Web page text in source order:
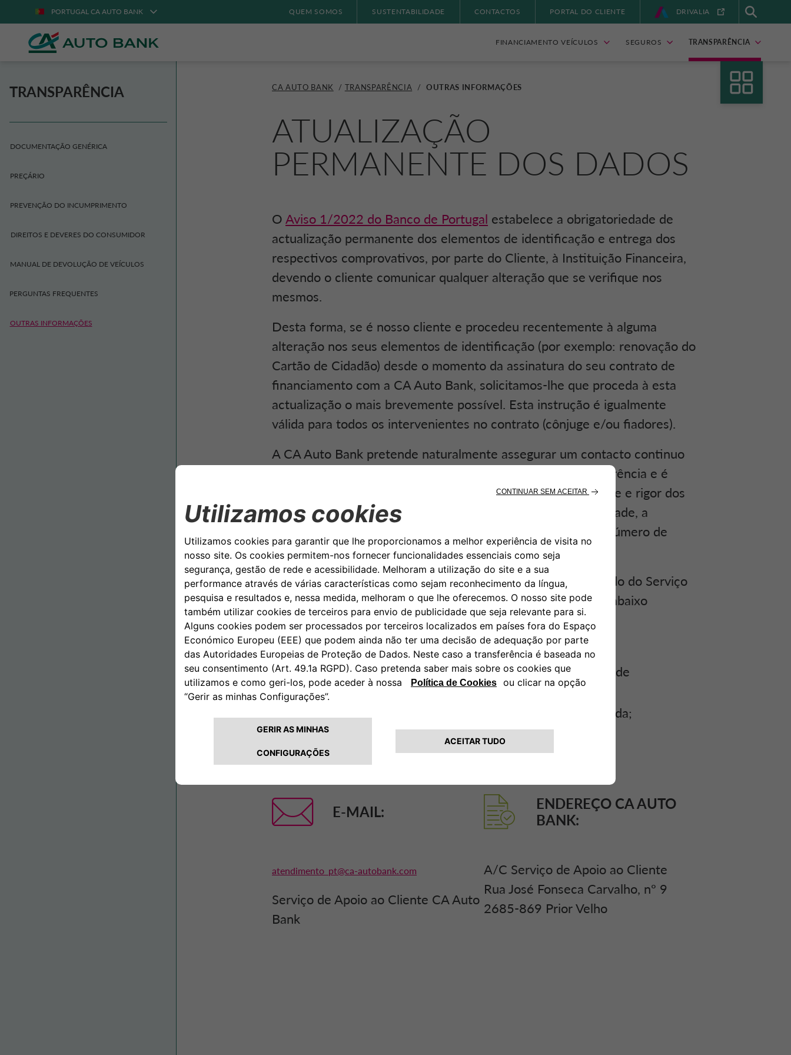
PORTUGAL CA AUTO BANK QUEM SOMOS SUSTENTABILIDADE CONTACTOS PORTAL DO CLIENTE DRIVALIA
FINANCIAMENTO VEÍCULOS SEGUROS TRANSPARÊNCIA
TRANSPARÊNCIA
DOCUMENTAÇÃO GENÉRICA
PREÇÁRIO
PREVENÇÃO DO INCUMPRIMENTO
DIREITOS E DEVERES DO CONSUMIDOR
MANUAL DE DEVOLUÇÃO DE VEÍCULOS
PERGUNTAS FREQUENTES
OUTRAS INFORMAÇÕES
CA AUTO BANK / TRANSPARÊNCIA / OUTRAS INFORMAÇÕES
ATUALIZAÇÃO
PERMANENTE DOS DADOS
O Aviso 1/2022 do Banco de Portugal estabelece a obrigatoriedade de
actualização permanente dos elementos de identificação e entrega dos
respectivos comprovativos, por parte do Cliente, à Instituição Financeira,
devendo o cliente comunicar qualquer alteração que se verifique nos
mesmos.
Desta forma, se é nosso cliente e procedeu recentemente à alguma
alteração nos seus elementos de identificação (por exemplo: renovação do
Cartão de Cidadão) desde o momento da assinatura do seu contrato de
financiamento com a CA Auto Bank, solicitamos-lhe que proceda à esta
actualização o mais brevemente possível. Esta instrução é igualmente
válida para todos os intervenientes no contrato (cônjuge e/ou fiadores).
A CA Auto Bank pretende naturalmente assegurar um contacto continuo
com os seus Clientes assente numa relação de total transparência e é
neste sentido que se torna fundamental garantir a veracidade e rigor dos
dados registados, como por exemplo o seu nome, a naturalidade, a
nacionalidade, o número do documento de identificação, o número de
contribuinte, a morada, a profissão e entidade patronal.
Para proceder a esta actualização basta enviar-nos ao cuidado do Serviço
de Apoio ao Cliente, para o endereço ou e-mail, ou morada, abaixo
indicados, os seguintes documentos:
Cópia do bilhete de identidade ou cartão de cidadão;
Cópia do cartão de contribuinte (se portador de bilhete de
identidade);
Carta de condução/Documento Comprovativo de Morada;
Comprovativo de profissão e entidade patronal.
E-MAIL:
atendimento_pt@ca-autobank.com
Serviço de Apoio ao Cliente CA Auto
Bank
ENDEREÇO CA AUTO
BANK:
A/C Serviço de Apoio ao Cliente
Rua José Fonseca Carvalho, nº 9
2685-869 Prior Velho